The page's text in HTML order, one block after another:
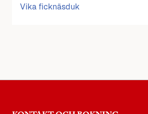
Vika ficknäsduk